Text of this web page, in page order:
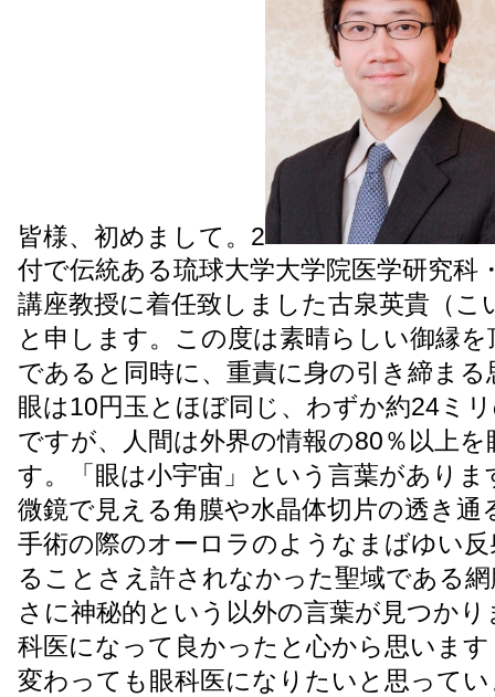
皆様、初めまして。2
付で伝統ある琉球大学大学院医学研究科
講座教授に着任致しました古泉英貴（こ
と申します。 この度は素晴らしい御縁
であると同時に、重責に身の引き締まる
眼は10円玉とほぼ同じ、わずか約24ミ
ですが、人間は外界の情報の80％以上
す。「眼は小宇宙」という言葉がありま
微鏡で見える角膜や水晶体切片の透き通
手術の際のオーロラのようなまばゆい
ることさえ許されなかった聖域である
さに神秘的という以外の言葉が見つか
科医になって良かったと心から思いま
変わっても眼科医になりたいと思って